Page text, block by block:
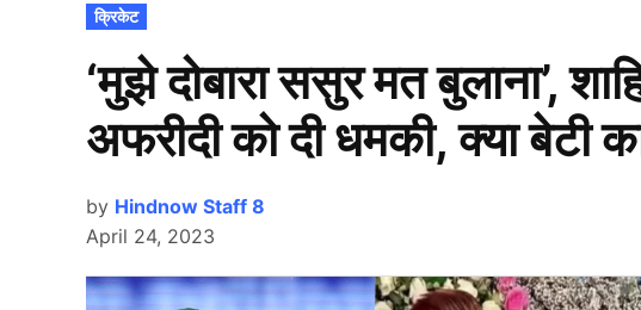
POSTED
IN
क्रिकेट
‘मुझे दोबारा ससुर मत बुलाना’,
अफरीदी को दी धमकी, क्या बेटी
by Hindnow Staff 8
April 24, 2023